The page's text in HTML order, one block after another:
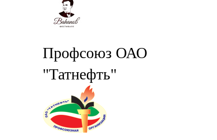
Профсоюз ОАО
"Татнефть"